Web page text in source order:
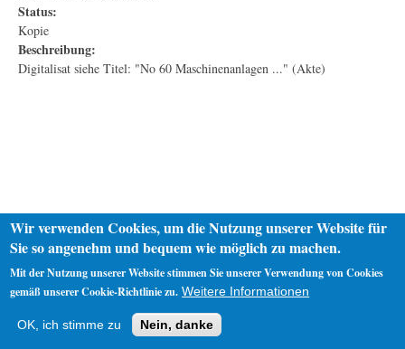
Status:
Kopie
Beschreibung:
Digitalisat siehe Titel: "No 60 Maschinenanlagen ..." (Akte)
Impressum
Wir verwenden Cookies, um die Nutzung unserer Website für
Sie so angenehm und bequem wie möglich zu machen.
Mit der Nutzung unserer Website stimmen Sie unserer Verwendung von Cookies
gemäß unserer Cookie-Richtlinie zu. Weitere Informationen
OK, ich stimme zu Nein, danke